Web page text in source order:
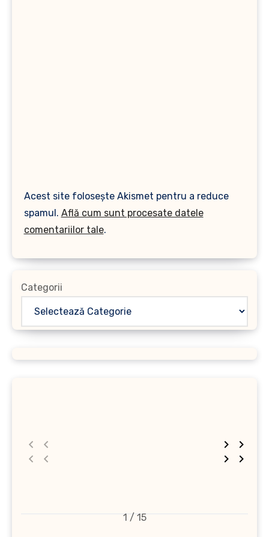
Acest site folosește Akismet pentru a reduce
spamul. Află cum sunt procesate datele
comentariilor tale.
Categorii
1 / 15